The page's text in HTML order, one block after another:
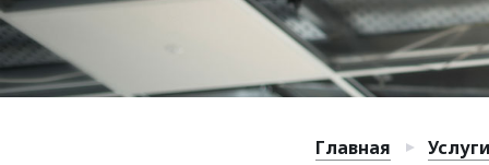
Главная